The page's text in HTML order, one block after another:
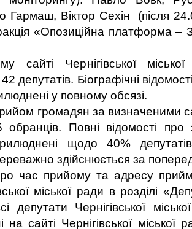
Гармаш, Віктор Сехін (після
«Опозиційна платформа –
сайті Чернігівської
42 депутатів. Біографічні
у повному обсязі.
громадян за визначеними
обранців. Повні відомості про
щодо 40%
здійснюється за
час прийому та адресу
міської ради в розділі
депутати Чернігівської
на сайті Чернігівської міської